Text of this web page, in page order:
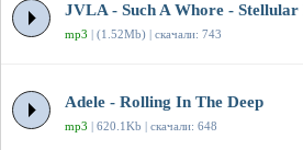
JVLA - Such A Whore - Stellular
mp3 | (1.52Mb) | скачали: 743
Adele - Rolling In The Deep
mp3 | 620.1Kb | скачали: 648